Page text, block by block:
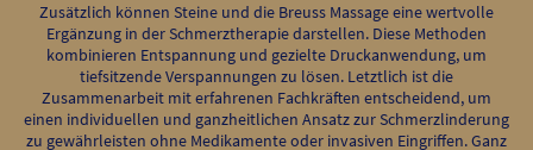
Zusätzlich können Steine und die Breuss Massage eine wertvolle
Ergänzung in der Schmerztherapie darstellen. Diese Methoden
kombinieren Entspannung und gezielte Druckanwendung, um
tiefsitzende Verspannungen zu lösen. Letztlich ist die
Zusammenarbeit mit erfahrenen Fachkräften entscheidend, um
einen individuellen und ganzheitlichen Ansatz zur Schmerzlinderung
zu gewährleisten ohne Medikamente oder invasiven Eingriffen. Ganz